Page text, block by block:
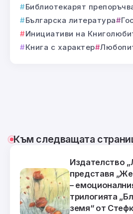
Библиотекарят
Българска литература
Инициативи на
Книга с характер
Към следващата
Издателство
представя
–
трилогията
земя“ от